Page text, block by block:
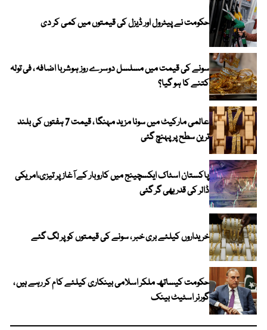
حکومت نے پیٹرول اور ڈیزل کی قیمتوں میں کمی کر دی
سونے کی قیمت میں مسلسل دوسرے روز ہوشربا اضافہ ، فی تولہ
کتنے کا ہو گیا؟
عالمی مارکیٹ میں سونا مزید مہنگا ، قیمت 7 ہفتوں کی بلند
ترین سطح پر پہنچ گئی
پاکستان اسٹاک ایکسچینج میں کاروبار کے آغاز پر تیزی،امریکی
ڈالر کی قدر بھی گر گئی
خریداروں کیلئے بری خبر ، سونے کی قیمتوں کو پر لگ گئے
حکومت کیساتھ ملکر اسلامی بینکاری کیلئے کام کر رہے ہیں ،
گورنر اسٹیٹ بینک